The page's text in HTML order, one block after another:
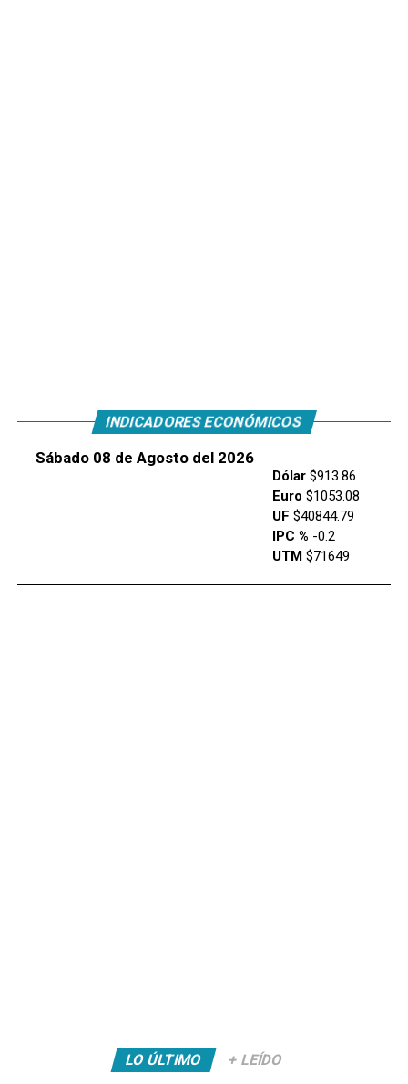
INDICADORES ECONÓMICOS
Sábado 08 de Agosto del 2026
Dólar$913.86
Euro $1053.08
UF $40844.79
IPC % -0.2
UTM $71649
LO ÚLTIMO + LEÍDO